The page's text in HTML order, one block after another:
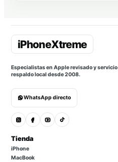
Especialistas en Apple revisado y
respaldo local desde 2008.
WhatsApp directo
Tienda
iPhone
MacBook